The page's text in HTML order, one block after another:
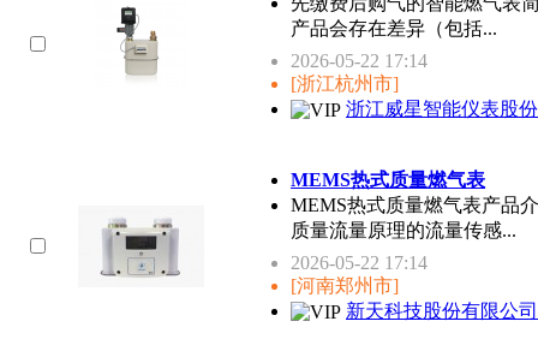
产品会存在差异（包括...
2026-05-22 17:14
[浙江杭州市]
浙江威星智能仪表股
MEMS热式质量燃气表
MEMS热式质量燃气表产品
质量流量原理的流量传感...
2026-05-22 17:14
[河南郑州市]
新天科技股份有限公司